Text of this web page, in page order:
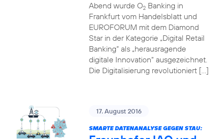
Abend wurde O2Banking in
Frankfurt vom Handelsblatt und
EUROFORUM mit dem Diamond
Star in der Kategorie „Digital Retail
Banking“ als „herausragende
digitale Innovation“ ausgezeichnet.
Die Digitalisierung revolutioniert […]
17. August 2016
SMARTE DATENANALYSE GEGEN STAU: